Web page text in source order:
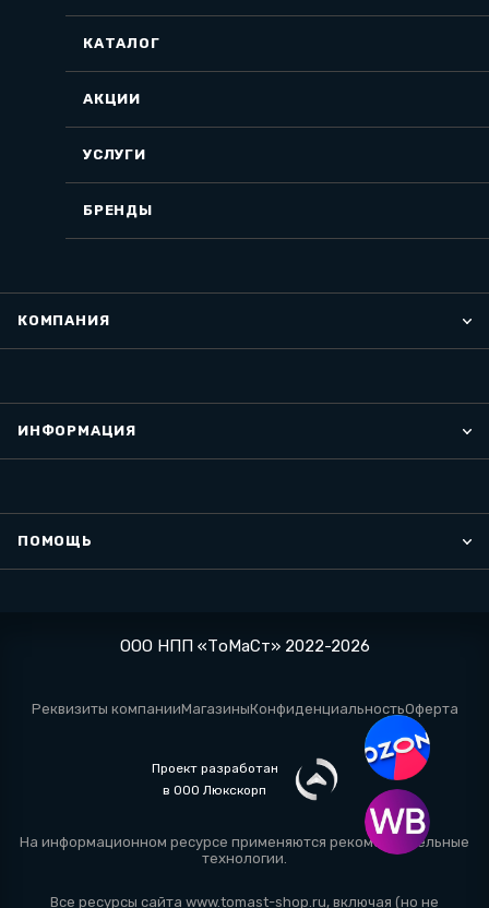
КАТАЛОГ
АКЦИИ
УСЛУГИ
БРЕНДЫ
КОМПАНИЯ
ИНФОРМАЦИЯ
ПОМОЩЬ
ООО НПП «ТоМаСт» 2022-2026
Реквизиты компанииМагазиныКонфиденциальностьОферта
Проект разработан
в ООО Люкскорп
На информационном ресурсе применяются рекомендательные
технологии.
Все ресурсы сайта www.tomast-shop.ru, включая (но не